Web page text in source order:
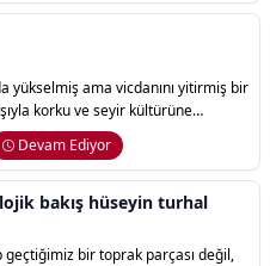
yükselmiş ama vicdanını yitirmiş bir
korku ve seyir kültürüne
anlatan distopik bir hikâyedir.
Devam Ediyor
bakış hüseyin turhal
geçtiğimiz bir toprak parçası değil,